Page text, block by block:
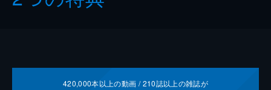
420,000本以上の動画 /210誌以上の雑誌が